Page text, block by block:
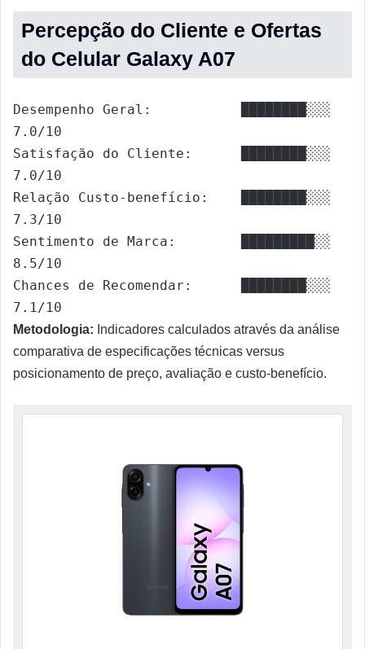
Percepção do Cliente e Ofertas
do Celular Galaxy A07
Desempenho Geral:           ████████░░░
7.0/10
Satisfação do Cliente:      ████████░░░
7.0/10
Relação Custo-benefício:    ████████░░░
7.3/10
Sentimento de Marca:        █████████░░
8.5/10
Chances de Recomendar:      ████████░░░
7.1/10
Metodologia: Indicadores calculados através da análise
comparativa de especificações técnicas versus
posicionamento de preço, avaliação e custo-benefício.